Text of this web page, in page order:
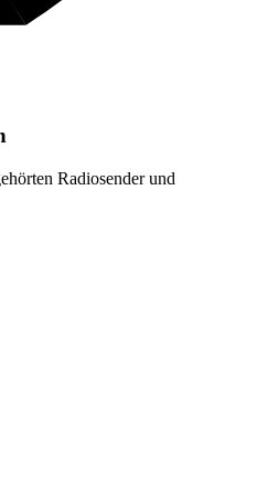
Radiosender und